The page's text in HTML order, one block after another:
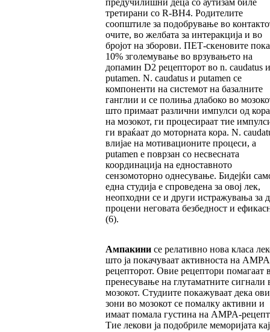
предучилишни деца со аутизам биле
третирани со R-BH4. Родителите
соопштиле за подобрување во
очите, во желбата за интеракција и во
бројот на зборови. ПЕТ-скеновите
10% зголемување во врзувањето на
допамин D2 рецепторот во n. caudatus
putamen. N. caudatus и putamen се
компоненти на системот на базалните
ганглии и се полиња длабоко во
што примаат различни импулси од
на мозокот, ги процесираат тие
ги враќаат до моторната кора. N.
влијае на мотивационите процеси, а
putamen е поврзан со несвесната
координација на едноставното
сензомоторно однесување. Бидејќи
една студија е спроведена за овој лек,
неопходни се и други истражувања за
процени неговата безбедност и
(6).
Ампакинисе релативно нова класа
што ја покачуваат активноста на
рецепторот. Овие рецептори помагаат
пренесување на глутаматните сигнали
мозокот. Студиите покажуваат дека
зони во мозокот се помалку активни и
имаат помала густина на AMPA-
Тие лекови ја подобриле меморијата кај